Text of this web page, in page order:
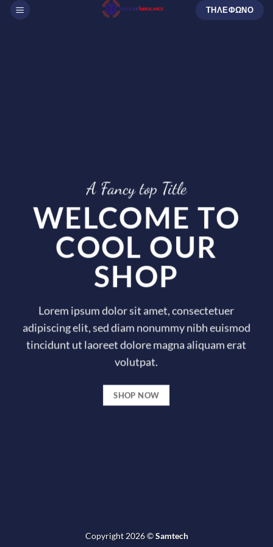
Μετάβαση
ΤΗΛΕΦΩΝΟ
A Fancy top Title
WELCOME TO
COOL OUR
SHOP
Lorem ipsum dolor sit amet, consectetuer
adipiscing elit, sed diam nonummy nibh euismod
tincidunt ut laoreet dolore magna aliquam erat
volutpat.
SHOP NOW
Copyright 2026 ©Samtech